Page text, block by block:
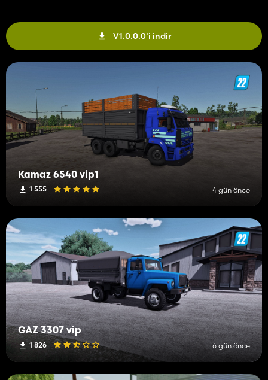
V1.0.0.0'i indir
Kamaz 6540 vip1
1 555 4 gün önce
GAZ 3307 vip
1 826 6 gün önce